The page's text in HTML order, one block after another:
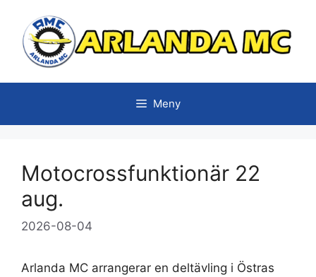
innehåll
Meny
Motocrossfunktionär 22
aug.
2026-08-04
Arlanda MC arrangerar en deltävling i Östras